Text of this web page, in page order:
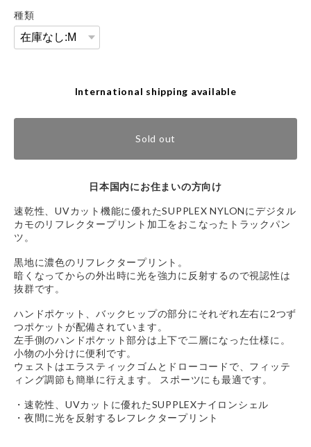
種類
International shipping available
Sold out
日本国内にお住まいの方向け
速乾性、UVカット機能に優れたSUPPLEX NYLONにデジタル
カモのリフレクタープリント加工をおこなったトラックパン
ツ。
黒地に濃色のリフレクタープリント。
暗くなってからの外出時に光を強力に反射するので視認性は
抜群です。
ハンドポケット、バックヒップの部分にそれぞれ左右に2つず
つポケットが配備されています。
左手側のハンドポケット部分は上下で二層になった仕様に。
小物の小分けに便利です。
ウェストはエラスティックゴムとドローコードで、フィッテ
ィング調節も簡単に行えます。 スポーツにも最適です。
・速乾性、UVカットに優れたSUPPLEXナイロンシェル
・夜間に光を反射するレフレクタープリント